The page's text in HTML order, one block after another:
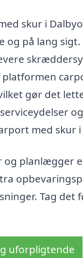
skur i
og på lang
gør det
med skur i
og planlægger
Tag
uforpligtende